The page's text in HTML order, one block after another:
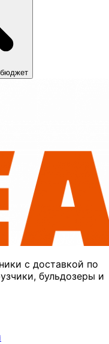
с доставкой по
бульдозеры и